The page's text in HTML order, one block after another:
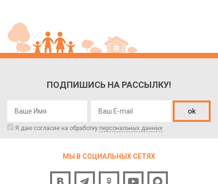
ПОДПИШИСЬ НА РАССЫЛКУ!
ok
Я даю согласие на обработку персональных данных
МЫ В СОЦИАЛЬНЫХ СЕТЯХ